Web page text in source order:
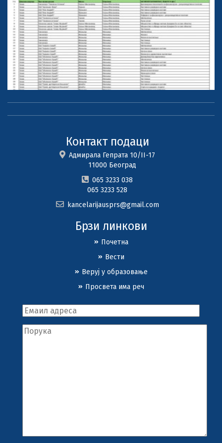
Контакт подаци
Адмирала Гепрата 10/II-17
11000 Београд
065 3233 038
065 3233 528
kancelarijausprs@gmail.com
Брзи линкови
Почетна
Вести
Веруј у образовање
Просвета има реч